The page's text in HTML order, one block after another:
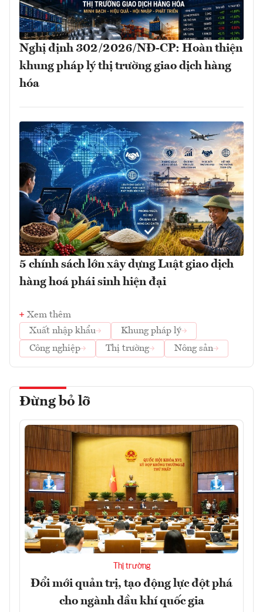
Nghị định 302/2026/NĐ-CP: Hoàn thiện
khung pháp lý thị trường giao dịch hàng
hóa
5 chính sách lớn xây dựng Luật giao dịch
hàng hoá phái sinh hiện đại
Xem thêm
Xuất nhập khẩu
Khung pháp lý
Công nghiệp
Thị trường Nông sản
Đừng bỏ lỡ
Thị trường
Đổi mới quản trị, tạo động lực đột phá
cho ngành dầu khí quốc gia